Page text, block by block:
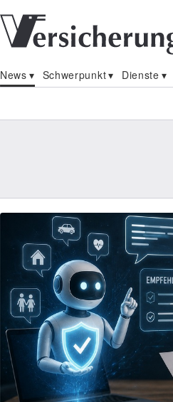
News Schwerpunkt Dienste